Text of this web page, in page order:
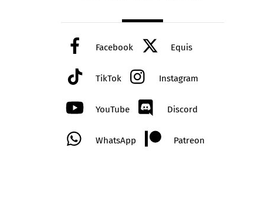
Facebook Equis
TikTok Instagram
YouTube Discord
WhatsApp Patreon